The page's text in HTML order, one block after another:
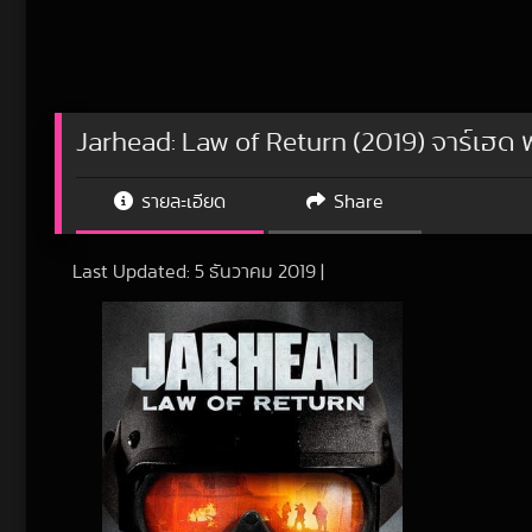
Jarhead: Law of Return (2019) จาร์เฮ
รายละเอียด Share
Last Updated: 5 ธันวาคม 2019